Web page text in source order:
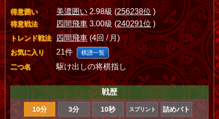
得意囲い 美濃囲い2.98級 (256238位)
得意戦法 四間飛車3.00級 (240291位 )
トレンド戦法 四間飛車(4回 / 月)
お気に入り 21件 棋譜一覧
二つ名 駆け出しの将棋指し
戦歴
10分 3分 10秒 スプリント 詰めバト